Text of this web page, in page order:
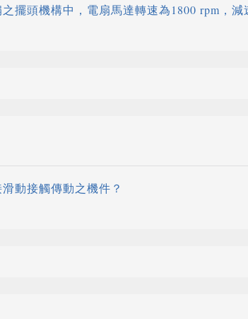
擺頭機構中，電扇馬達轉速為1800 rpm，
動接觸傳動之機件？